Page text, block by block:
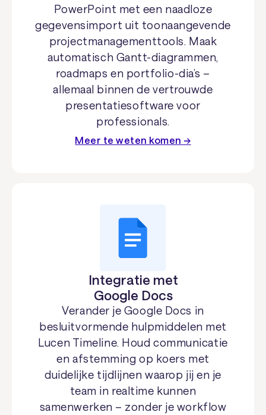
PowerPoint met een naadloze
gegevensimport uit toonaangevende
projectmanagementtools. Maak
automatisch Gantt-diagrammen,
roadmaps en portfolio-dia’s –
allemaal binnen de vertrouwde
presentatiesoftware voor
professionals.
Meer te weten komen →
Integratie met
Google Docs
Verander je Google Docs in
besluitvormende hulpmiddelen met
Lucen Timeline. Houd communicatie
en afstemming op koers met
duidelijke tijdlijnen waarop jij en je
team in realtime kunnen
samenwerken – zonder je workflow